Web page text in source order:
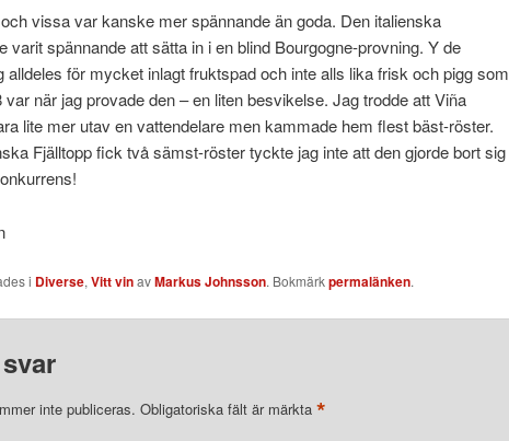
vissa var kanske mer spännande än goda. Den italienska
varit spännande att sätta in i en blind Bourgogne-provning. Y de
alldeles för mycket inlagt fruktspad och inte alls lika frisk och pigg som
var när jag provade den – en liten besvikelse. Jag trodde att Viña
lite mer utav en vattendelare men kammade hem flest bäst-röster.
Fjälltopp fick två sämst-röster tyckte jag inte att den gjorde bort sig
i Diverse, Vitt vinavMarkus Johnsson. Bokmärkpermalänken.
inte publiceras. Obligatoriska fält är märkta *